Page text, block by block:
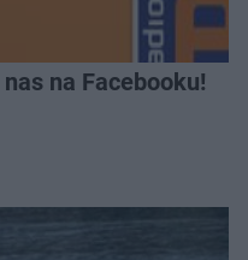
na Facebooku!